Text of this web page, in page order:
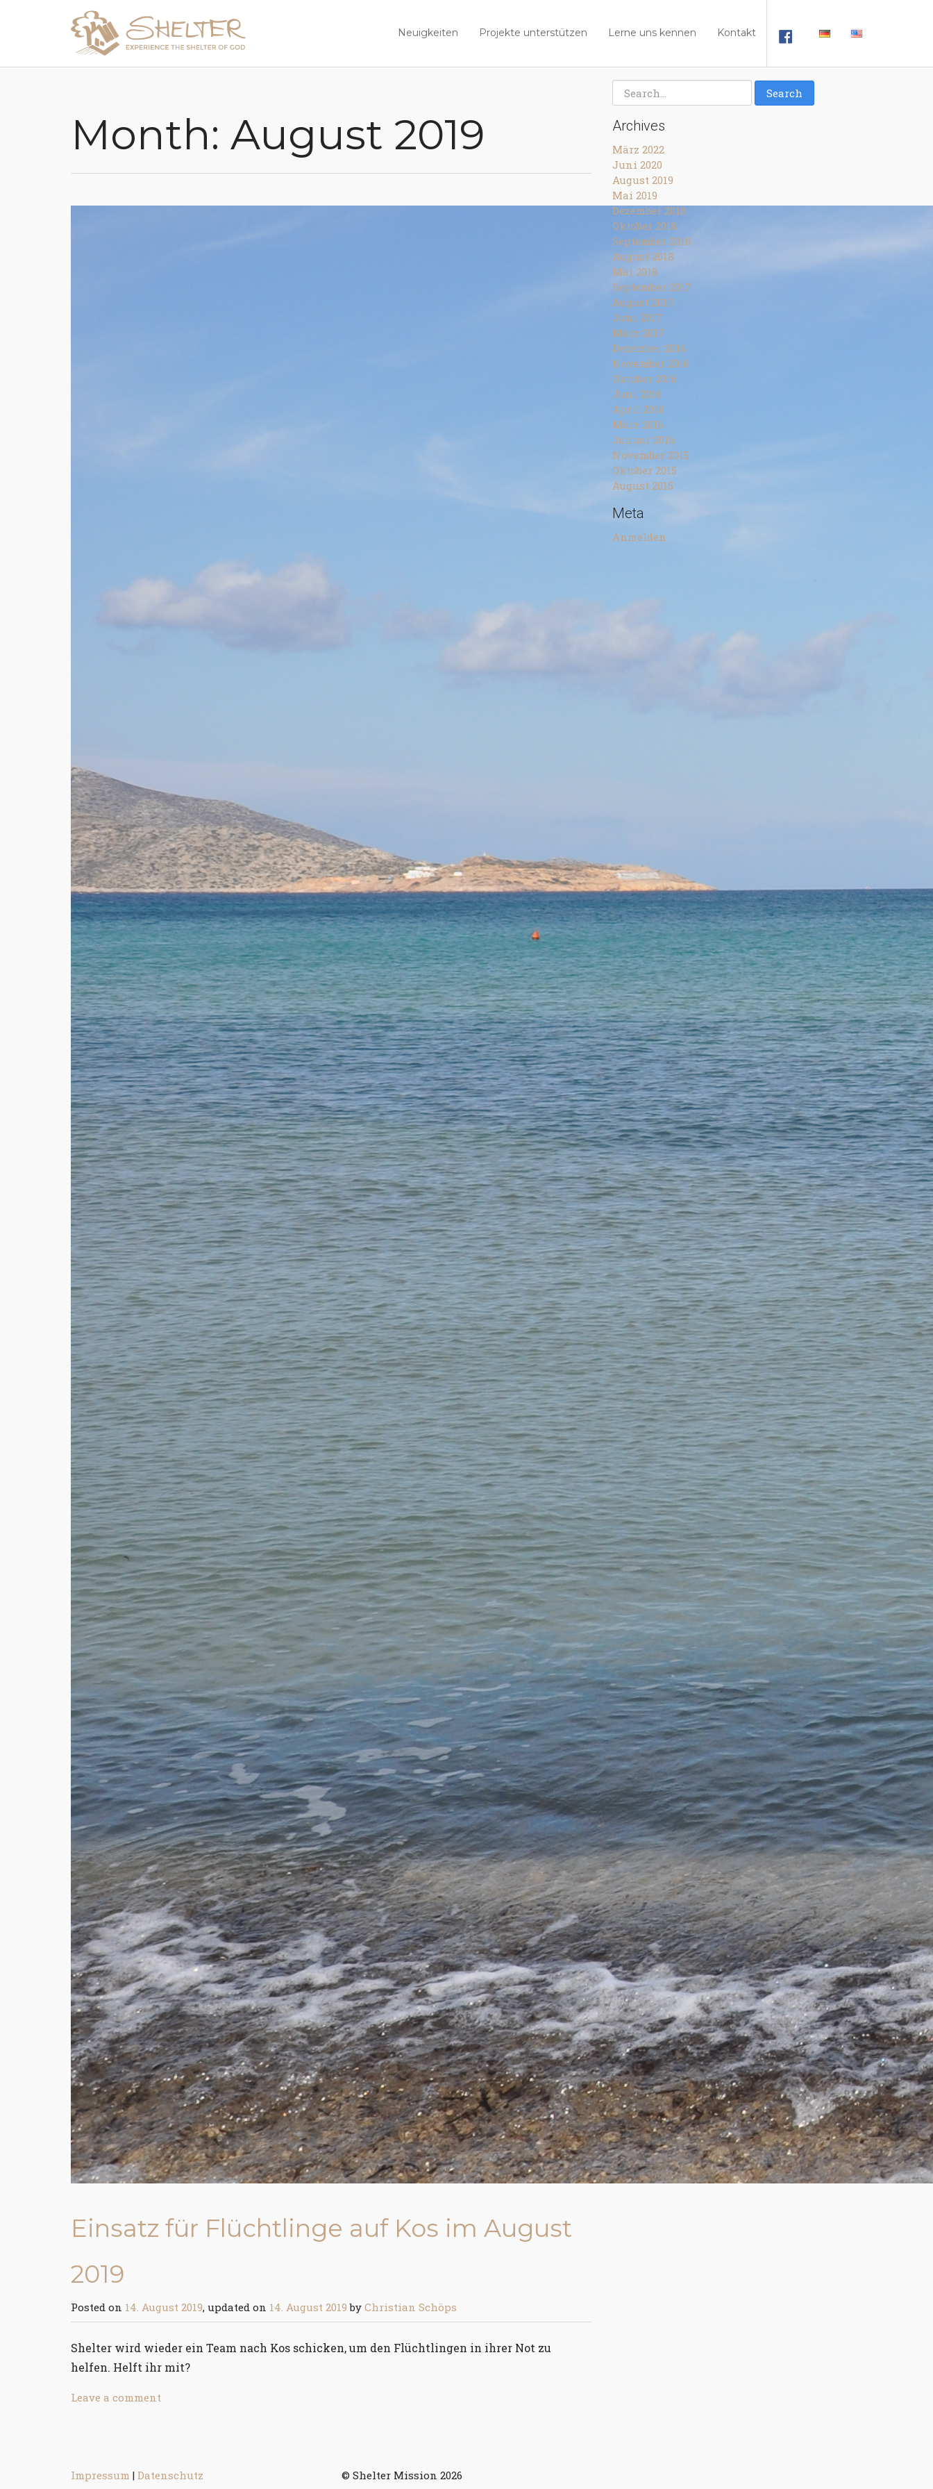
Neuigkeiten Projekte unterstützen Lerne uns kennen Kontakt
Month: August 2019
Einsatz für Flüchtlinge auf Kos im August
2019
Posted on 14. August 2019, updated on 14. August 2019 by Christian Schöps
Shelter wird wieder ein Team nach Kos schicken, um den Flüchtlingen in ihrer Not zu
helfen. Helft ihr mit?
Leave a comment
Archives
März 2022
Juni 2020
August 2019
Mai 2019
Dezember 2018
Oktober 2018
September 2018
August 2018
Mai 2018
September 2017
August 2017
Juni 2017
März 2017
Dezember 2016
November 2016
Oktober 2016
Juni 2016
April 2016
März 2016
Januar 2016
November 2015
Oktober 2015
August 2015
Meta
Anmelden
Impressum | Datenschutz © Shelter Mission 2026